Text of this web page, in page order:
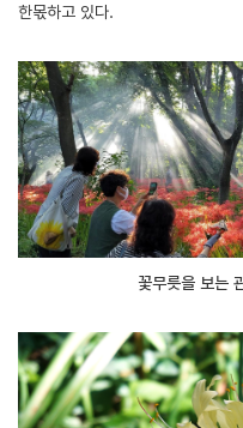
한몫하고 있다.
꽃무릇을 보는